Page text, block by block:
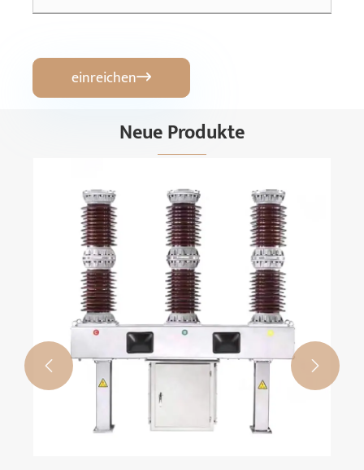
einreichen
Neue Produkte
GCK niedrige Spannungsschaltanlage
Mehr sehen >>
 